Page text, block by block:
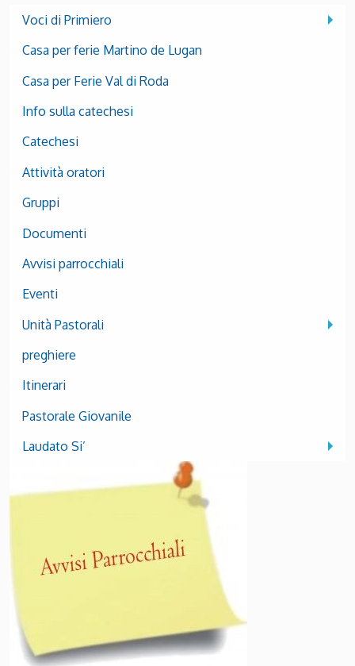
Voci di Primiero
Casa per ferie Martino de Lugan
Casa per Ferie Val di Roda
Info sulla catechesi
Catechesi
Attività oratori
Gruppi
Documenti
Avvisi parrocchiali
Eventi
Unità Pastorali
preghiere
Itinerari
Pastorale Giovanile
Laudato Si’